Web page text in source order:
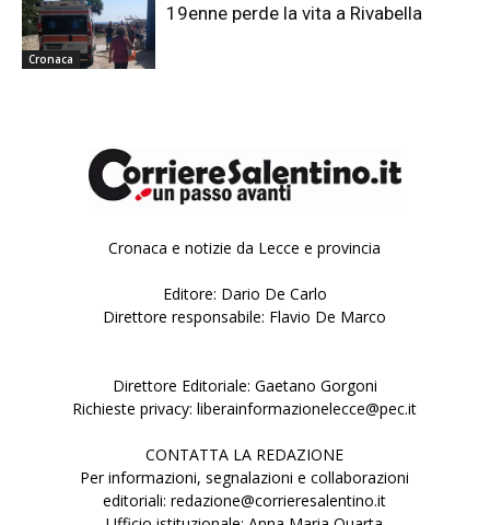
Cronaca
19enne perde la vita a Rivabella
Cronaca e notizie da Lecce e provincia
Editore: Dario De Carlo
Direttore responsabile: Flavio De Marco
Direttore Editoriale: Gaetano Gorgoni
Richieste privacy: liberainformazionelecce@pec.it
CONTATTA LA REDAZIONE
Per informazioni, segnalazioni e collaborazioni
editoriali: redazione@corrieresalentino.it